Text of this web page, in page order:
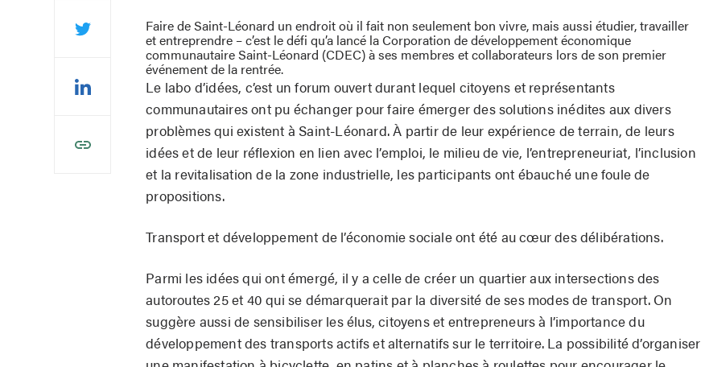
Faire de Saint-Léonard un endroit où il fait non seulement bon vivre, mais aussi étudier, travailler
et entreprendre – c’est le défi qu’a lancé la Corporation de développement économique
communautaire Saint-Léonard (CDEC) à ses membres et collaborateurs lors de son premier
événement de la rentrée.
Le labo d’idées, c’est un forum ouvert durant lequel citoyens et représentants
communautaires ont pu échanger pour faire émerger des solutions inédites aux divers
problèmes qui existent à Saint-Léonard. À partir de leur expérience de terrain, de leurs
idées et de leur réflexion en lien avec l’emploi, le milieu de vie, l’entrepreneuriat, l’inclusion
et la revitalisation de la zone industrielle, les participants ont ébauché une foule de
propositions.
Transport et développement de l’économie sociale ont été au cœur des délibérations.
Parmi les idées qui ont émergé, il y a celle de créer un quartier aux intersections des
autoroutes 25 et 40 qui se démarquerait par la diversité de ses modes de transport. On
suggère aussi de sensibiliser les élus, citoyens et entrepreneurs à l’importance du
développement des transports actifs et alternatifs sur le territoire. La possibilité d’organiser